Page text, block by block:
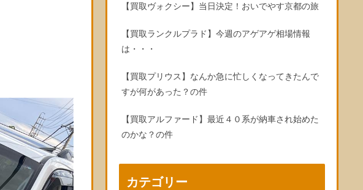
【買取ヴォクシー】当日決定！おいでやす京都の旅
【買取ランクルプラド】今週のアゲアゲ相場情報
は・・・
【買取プリウス】なんか急に忙しくなってきたんで
すが何があった？の件
【買取アルファード】最近４０系が納車され始めた
のかな？の件
カテゴリー